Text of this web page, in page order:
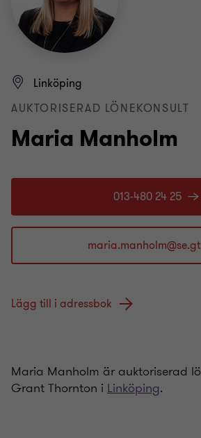
Maria Manholm
Linköping
AUKTORISERAD LÖNEKONSULT
013-480 24 25
Lägg till i adressbok
Maria Manholm är auktoriserad
Grant Thornton i Linköping.